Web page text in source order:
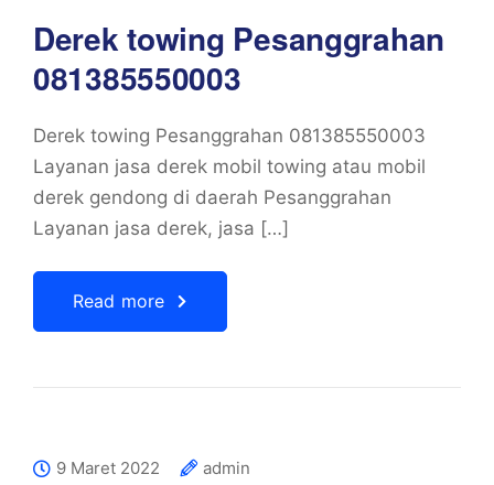
Derek towing Pesanggrahan
081385550003
Derek towing Pesanggrahan 081385550003
Layanan jasa derek mobil towing atau mobil
derek gendong di daerah Pesanggrahan
Layanan jasa derek, jasa […]
Read more
9 Maret 2022
admin